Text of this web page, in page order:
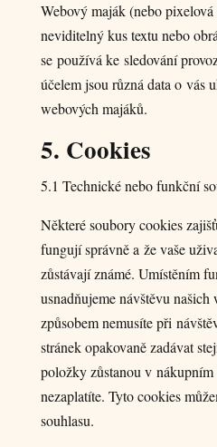
Webový maják (nebo
neviditelný kus textu nebo
se používá ke sledování
účelem jsou různá data o vás
webových majáků.
5. Cookies
5.1 Technické nebo funkční
Některé soubory cookies
fungují správně a že vaše
zůstávají známé. Umístěním
usnadňujeme návštěvu
způsobem nemusíte při
stránek opakovaně zadávat
položky zůstanou v
nezaplatíte. Tyto cookies
souhlasu.